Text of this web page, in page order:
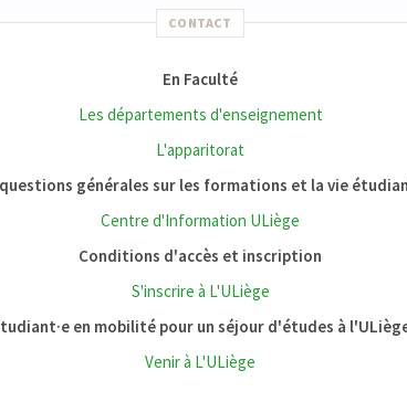
CONTACT
En Faculté
Les départements d'enseignement
L'apparitorat
générales sur les formations et la vie
Centre d'Information ULiège
Conditions d'accès et inscription
S'inscrire à L'ULiège
en mobilité pour un séjour d'études à
Venir à L'ULiège